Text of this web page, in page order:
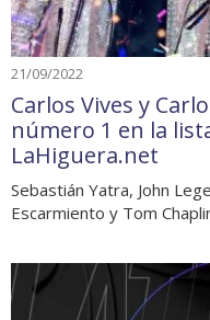
21/09/2022
Carlos Vives y
número 1 en la
LaHiguera.net
Sebastián Yatra, John
Escarmiento y Tom